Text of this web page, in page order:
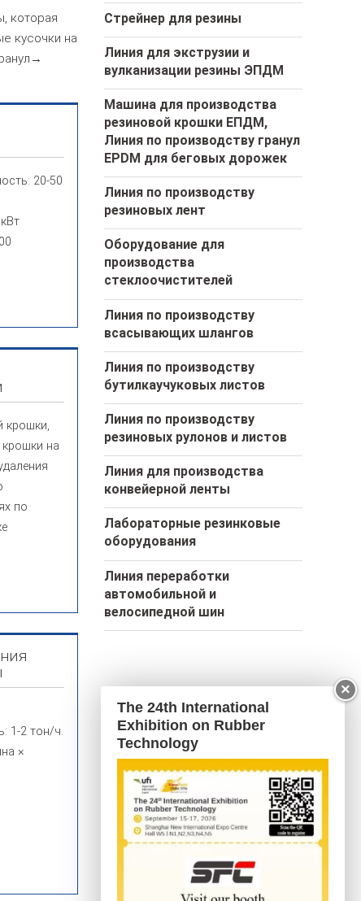
которая
кусочки на
20-50
крошки,
на
по
1-2 тон/ч.
×
Стрейнер для резины
Линия для экструзии и
вулканизации резины ЭПДМ
Машина для производства
резиновой крошки ЕПДМ,
Линия по производству гранул
EPDM для беговых дорожек
Линия по производству
резиновых лент
Оборудование для
производства
стеклоочистителей
Линия по производству
всасывающих шлангов
Линия по производству
бутилкаучуковых листов
Линия по производству
резиновых рулонов и листов
Линия для производства
конвейерной ленты
Лабораторные резинковые
оборудования
Линия переработки
автомобильной и
велосипедной шин
×
The 24th International
Exhibition on Rubber
Technology